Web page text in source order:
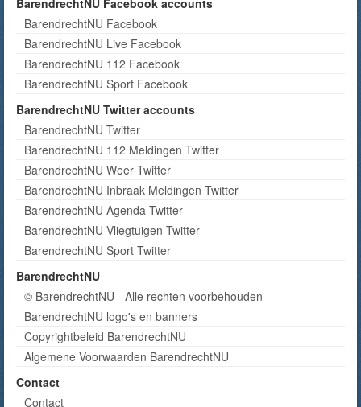
BarendrechtNU Facebook accounts
BarendrechtNU Facebook
BarendrechtNU Live Facebook
BarendrechtNU 112 Facebook
BarendrechtNU Sport Facebook
BarendrechtNU Twitter accounts
BarendrechtNU Twitter
BarendrechtNU 112 Meldingen Twitter
BarendrechtNU Weer Twitter
BarendrechtNU Inbraak Meldingen Twitter
BarendrechtNU Agenda Twitter
BarendrechtNU Vliegtuigen Twitter
BarendrechtNU Sport Twitter
BarendrechtNU
© BarendrechtNU - Alle rechten voorbehouden
BarendrechtNU logo's en banners
Copyrightbeleid BarendrechtNU
Algemene Voorwaarden BarendrechtNU
Contact
Contact